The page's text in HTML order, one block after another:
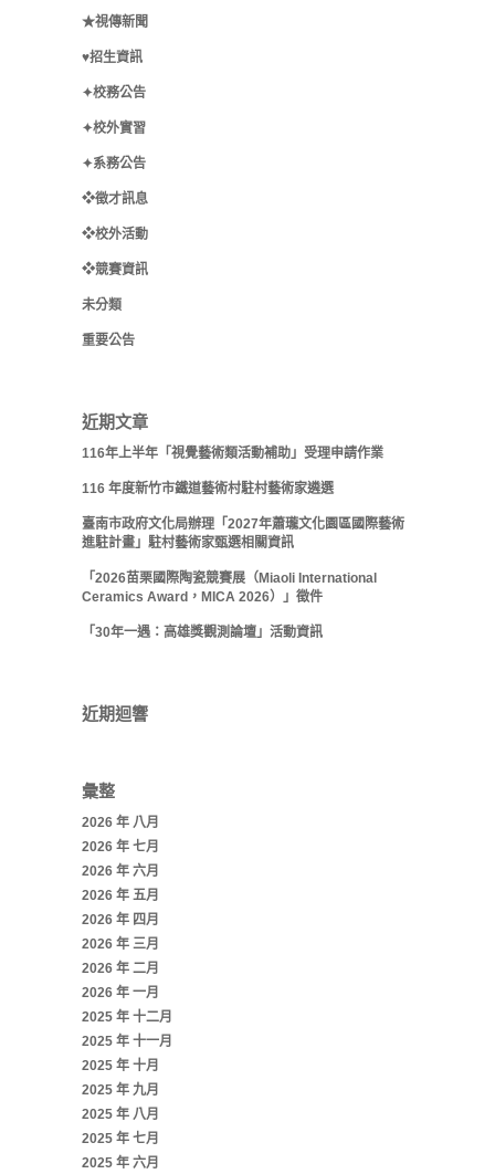
★視傳新聞
♥招生資訊
✦校務公告
✦校外實習
✦系務公告
❖徵才訊息
❖校外活動
❖競賽資訊
未分類
重要公告
近期文章
116年上半年「視覺藝術類活動補助」受理申請作業
116 年度新竹市鐵道藝術村駐村藝術家遴選
臺南市政府文化局辦理「2027年蕭瓏文化園區國際藝術
進駐計畫」駐村藝術家甄選相關資訊
「2026苗栗國際陶瓷競賽展（Miaoli International
Ceramics Award，MICA 2026）」徵件
「30年一遇：高雄獎觀測論壇」活動資訊
近期迴響
彙整
2026 年 八月
2026 年 七月
2026 年 六月
2026 年 五月
2026 年 四月
2026 年 三月
2026 年 二月
2026 年 一月
2025 年 十二月
2025 年 十一月
2025 年 十月
2025 年 九月
2025 年 八月
2025 年 七月
2025 年 六月